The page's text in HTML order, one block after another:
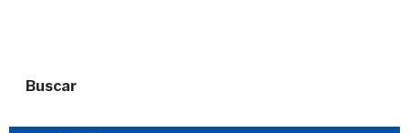
Buscar